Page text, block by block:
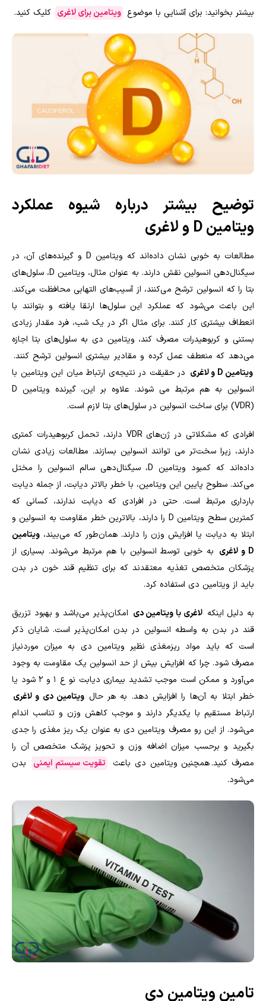
بیشتر بخوانید: برای آشنایی با موضوع ویتامین برای لاغری کلیک کنید.
توضیح بیشتر درباره شیوه عملکرد
ویتامینD و لاغری
مطالعات به خوبی نشان داده‌اند که ویتامین D و گیرنده‌های آن، در
سیگنال‌دهی انسولین نقش دارند. به عنوان مثال، ویتامین D، سلول‌های
بتا را که انسولین ترشح می‌کنند، از آسیب‌های التهابی محافظت می‌کند.
این باعث می‌شود که عملکرد این سلول‌ها ارتقا یافته و بتوانند با
انعطاف بیشتری کار کنند. برای مثال اگر در یک شب، فرد مقدار زیادی
بستنی و کربوهیدرات مصرف کند، ویتامین دی به سلول‌های بتا اجازه
می‌دهد که منعطف عمل کرده و مقادیر بیشتری انسولین ترشح کنند.
ویتامین D و لاغری در حقیقت در نتیجه‌ی ارتباط میان این ویتامین با
انسولین به هم مرتبط می شوند. علاوه بر این، گیرنده ویتامین D
(VDR) برای ساخت انسولین در سلول‌های بتا لازم است.
افرادی که مشکلاتی در ژن‌هایVDR دارند، تحمل کربوهیدرات کمتری
دارند، زیرا سخت‌تر می توانند انسولین بسازند. مطالعات زیادی نشان
داده‌اند که کمبود ویتامین D، سیگنال‌دهی سالم انسولین را مختل
می‌کند. سطوح پایین این ویتامین، با خطر بالاتر دیابت، از جمله دیابت
بارداری مرتبط است. حتی در افرادی که دیابت ندارند، کسانی که
کمترین سطح ویتامین D را دارند، بالاترین خطر مقاومت به انسولین و
ابتلا به دیابت یا افزایش وزن را دارند. همان‌طور که می‌بیند، ویتامین
D و لاغری به خوبی توسط انسولین با هم مرتبط می‌شوند. بسیاری از
پزشکان متخصص تغذیه معتقدند که برای تنظیم قند خون در بدن
باید از ویتامین دی استفاده کرد.
به دلیل اینکه لاغری با ویتامین دی امکان‌پذیر می‌باشد و بهبود تزریق
قند در بدن به واسطه انسولین در بدن امکان‌پذیر است. شایان ذکر
است که باید مواد ریزمغذی نظیر ویتامین دی به میزان موردنیاز
مصرف شود. چرا که افزایش بیش از حد انسولین یک مقاومت به وجود
می‌آورد و ممکن است موجب تشدید بیماری دیابت نو ع 1 و 2 شود یا
خطر ابتلا به آن‌ها را افزایش دهد. به هر حال ویتامین دی و لاغری
ارتباط مستقیم با یکدیگر دارند و موجب کاهش وزن و تناسب اندام
می‌شود. از این رو مصرف ویتامین دی به عنوان یک ریز مغذی را جدی
بگیرید و برحسب میزان اضافه وزن و تحویز پزشک متخصص آن را
مصرف کنید. همچنین ویتامین دی باعث
تقویت سیستم ایمنی
بدن
می‌شود.
تامین ویتامین دی